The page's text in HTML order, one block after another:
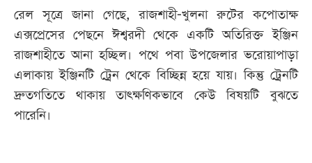
রেল সূত্রে জানা গেছে, রাজশাহী-খুলনা রুটের কপোতাক্ষ
এক্সপ্রেসের পেছনে ঈশ্বরদী থেকে একটি অতিরিক্ত ইঞ্জিন
রাজশাহীতে আনা হচ্ছিল। পথে পবা উপজেলার ভরোয়াপাড়া
এলাকায় ইঞ্জিনটি ট্রেন থেকে বিচ্ছিন্ন হয়ে যায়। কিন্তু ট্রেনটি
দ্রুতগতিতে থাকায় তাৎক্ষণিকভাবে কেউ বিষয়টি বুঝতে
পারেনি।